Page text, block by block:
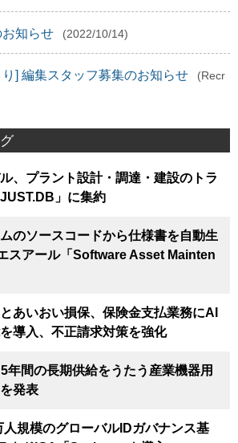
知らせ (2022/10/14)
] 編集スタッフ募集のお知らせ
(Recr
、プラント設計・調達・建設のトラ
」に集約
のソースコードから仕様書を自動生
スアール「Software Asset Mainten
あいおい損保、保険金支払業務にAI
導入、不正請求対策を強化
年間の長期供給をうたう産業機器用
発表
規模のグローバルIDガバナンス基